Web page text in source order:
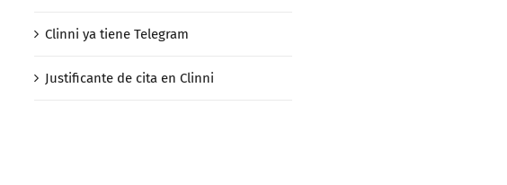
Clinni ya tiene Telegram
Justificante de cita en Clinni